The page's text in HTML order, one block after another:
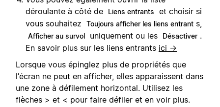
déroulante à côté de
Liens entrants
et choisir si
vous souhaitez
Toujours afficher les liens entrant s,
Afficher au survol uniquement ou les Désactiver .
En savoir plus sur les liens entrants ici →
Lorsque vous épinglez plus de propriétés que
l’écran ne peut en afficher, elles apparaissent dans
une zone à défilement horizontal. Utilisez les
flèches > et < pour faire défiler et en voir plus.